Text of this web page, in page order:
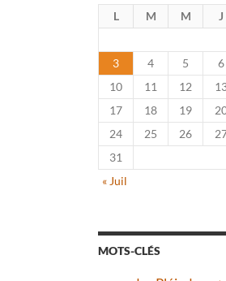
L M M J
3
4 5 6
10
11 12
17
18 19
24
25 26
31
« Juil
MOTS-CLÉS